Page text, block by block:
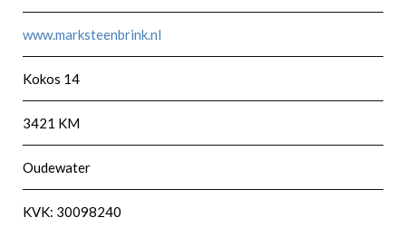
www.marksteenbrink.nl
Kokos 14
3421 KM
Oudewater
KVK: 30098240